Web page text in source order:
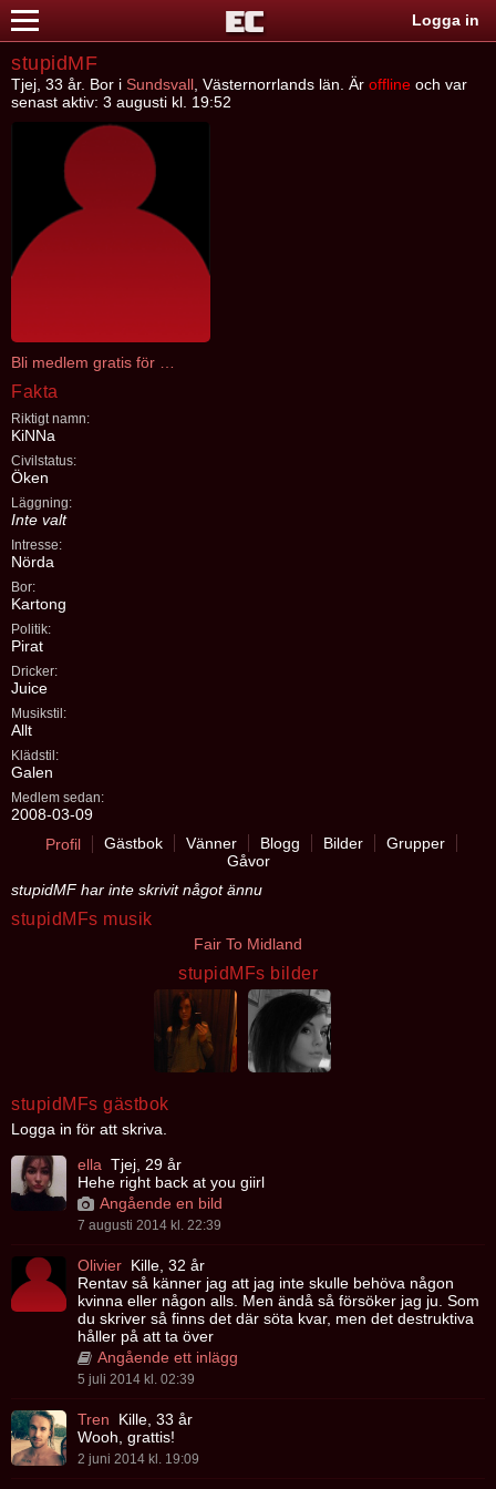
Logga in
stupidMF
Tjej, 33 år. Bor i Sundsvall , Västernorrlands län. Är offline och var
senast aktiv: 3 augusti kl. 19:52
Fakta
Riktigt namn:
KiNNa
Civilstatus:
Öken
Läggning:
Inte valt
Intresse:
Nörda
Bor:
Kartong
Politik:
Pirat
Dricker:
Juice
Musikstil:
Allt
Klädstil:
Galen
Medlem sedan:
2008-03-09
Profil
Gästbok Vänner Blogg Bilder
Grupper
Gåvor
stupidMF har inte skrivit något ännu
stupidMFs musik
Fair To Midland
stupidMFs bilder
stupidMFs gästbok
Logga in för att skriva.
ella Tjej, 29 år
Hehe right back at you giirl
Angående en bild
7 augusti 2014 kl. 22:39
Olivier Kille, 32 år
Rentav så känner jag att jag inte skulle behöva någon
kvinna eller någon alls. Men ändå så försöker jag ju. Som
du skriver så finns det där söta kvar, men det destruktiva
håller på att ta över
Angående ett inlägg
5 juli 2014 kl. 02:39
Tren
Kille, 33 år
Wooh, grattis!
2 juni 2014 kl. 19:09